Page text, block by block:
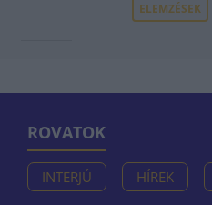
ELEMZÉSEK
ROVATOK
INTERJÚ HÍREK